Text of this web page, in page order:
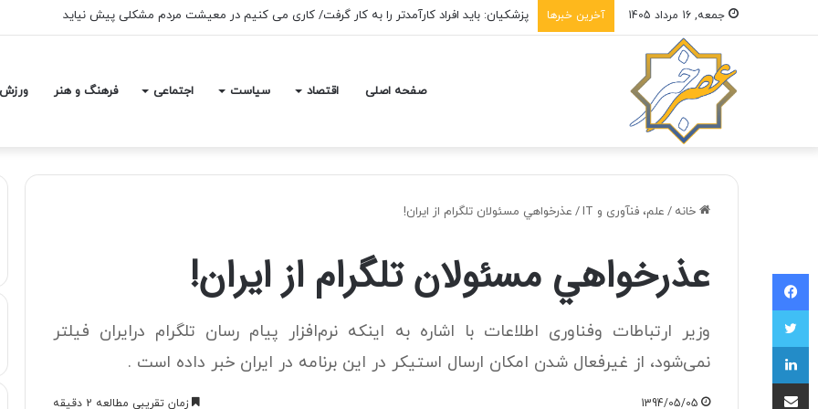
جمعه, 16 مرداد 1405 آخرین خبرها پزشکیان: باید افراد کارآمدتر را به کار گرفت/ کاری می کنیم در معیشت مردم مشکلی پیش نیاید
صفحه اصلی اقتصاد سیاست اجتماعی فرهنگ و هنر ورزش
خانه / علم، فنآوری و IT / عذرخواهي مسئولان تلگرام از ايران!
عذرخواهي مسئولان تلگرام از ايران!
وزیر ارتباطات وفناوری اطلاعات با اشاره به اینکه نرم‌افزار پیام رسان تلگرام درایران فیلتر
نمی‌شود، از غیرفعال شدن امکان ارسال استیکر در این برنامه در ایران خبر داده است .
1394/05/05 زمان تقریبی مطالعه 2 دقیقه